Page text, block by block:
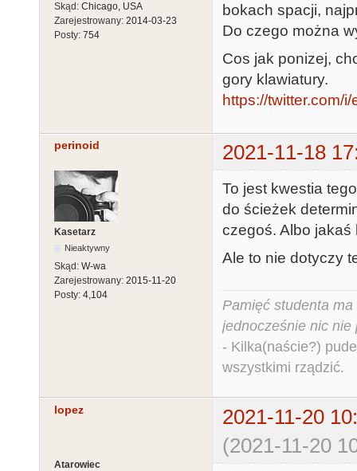
Skąd: Chicago, USA
Zarejestrowany: 2014-03-23
Posty: 754
bokach spacji,
Do czego można
Cos jak ponizej,
gory klawiatury.
https://twitter.com/
perinoid 2021-11-18
Kasetarz
Nieaktywny
Skąd: W-wa
Zarejestrowany: 2015-11-20
Posty: 4,104
To jest kwestia
do ścieżek
czegoś. Albo jakaś
Ale to nie dotyczy
Pamięć studenta
jednocześnie nic nie
- Kilka(naście?)
wszystkimi rządzić.
lopez
2021-11-20
(2021-11-20
Atarowiec